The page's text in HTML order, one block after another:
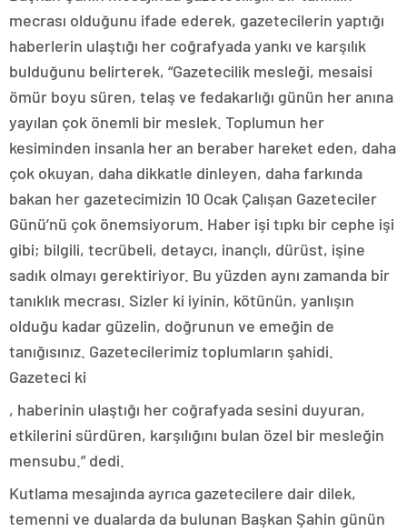
mecrası olduğunu ifade ederek, gazetecilerin yaptığı
haberlerin ulaştığı her coğrafyada yankı ve karşılık
bulduğunu belirterek, “Gazetecilik mesleği, mesaisi
ömür boyu süren, telaş ve fedakarlığı günün her anına
yayılan çok önemli bir meslek. Toplumun her
kesiminden insanla her an beraber hareket eden, daha
çok okuyan, daha dikkatle dinleyen, daha farkında
bakan her gazetecimizin 10 Ocak Çalışan Gazeteciler
Günü’nü çok önemsiyorum. Haber işi tıpkı bir cephe işi
gibi; bilgili, tecrübeli, detaycı, inançlı, dürüst, işine
sadık olmayı gerektiriyor. Bu yüzden aynı zamanda bir
tanıklık mecrası. Sizler ki iyinin, kötünün, yanlışın
olduğu kadar güzelin, doğrunun ve emeğin de
tanığısınız. Gazetecilerimiz toplumların şahidi.
Gazeteci ki
, haberinin ulaştığı her coğrafyada sesini duyuran,
etkilerini sürdüren, karşılığını bulan özel bir mesleğin
mensubu.” dedi.
Kutlama mesajında ayrıca gazetecilere dair dilek,
temenni ve dualarda da bulunan Başkan Şahin günün